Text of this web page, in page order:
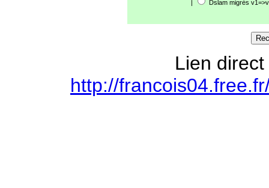
| Dslam migrés
Lien
http://